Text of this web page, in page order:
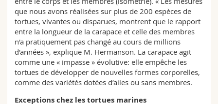
que nous avons réalisées sur plus de 200 espèces de
tortues, vivantes ou disparues, montrent que le rapport
entre la longueur de la carapace et celle des membres
n'a pratiquement pas changé au cours de millions
d'années », explique M. Hermanson. La carapace agit
comme une « impasse » évolutive: elle empêche les
tortues de développer de nouvelles formes corporelles,
comme des variétés dotées d’ailes ou sans membres.
Exceptions chez les tortues marines